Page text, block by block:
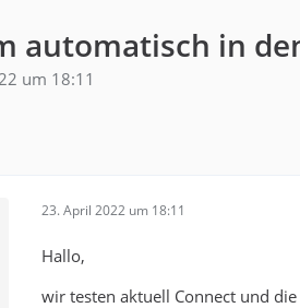
automatisch in
um 18:11
23. April 2022 um 18:11
Hallo,
wir testen aktuell Connect und die